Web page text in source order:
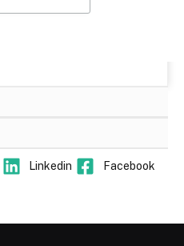
Linkedin Facebook